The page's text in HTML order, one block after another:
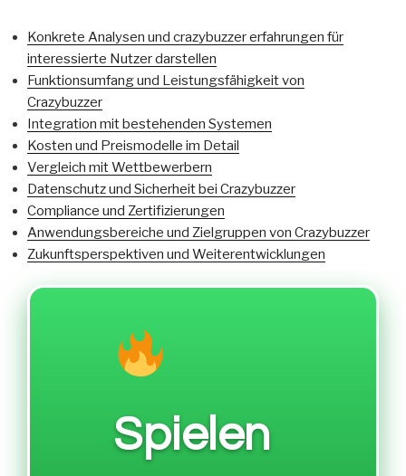
Konkrete Analysen und crazybuzzer erfahrungen für
interessierte Nutzer darstellen
Funktionsumfang und Leistungsfähigkeit von
Crazybuzzer
Integration mit bestehenden Systemen
Kosten und Preismodelle im Detail
Vergleich mit Wettbewerbern
Datenschutz und Sicherheit bei Crazybuzzer
Compliance und Zertifizierungen
Anwendungsbereiche und Zielgruppen von Crazybuzzer
Zukunftsperspektiven und Weiterentwicklungen
Spielen